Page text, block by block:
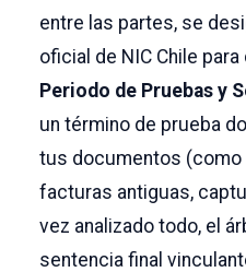
entre las partes, se
oficial de NIC Chile
Periodo de Pruebas y
un término de prueba
tus documentos (como
facturas antiguas,
vez analizado todo, el
sentencia final